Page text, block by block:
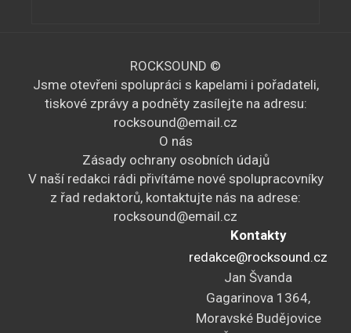
ROCKSOUND ©
Jsme otevřeni spolupráci s kapelami i pořadateli,
tiskové zprávy a podněty zasílejte na adresu:
rocksound@email.cz
O nás
Zásady ochrany osobních údajů
V naší redakci rádi přivítáme nové spolupracovníky
z řad redaktorů, kontaktujte nás na adrese:
rocksound@email.cz
Kontakty
redakce@rocksound.cz
Jan Švanda
Gagarinova 1364,
Moravské Budějovice